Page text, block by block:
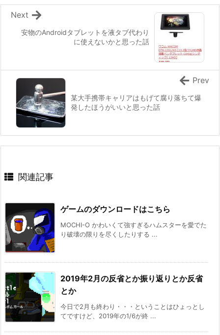
安物のAndroidタブレットを液タブ代わり
に使えないかと思った話
Next
某大手携帯キャリアはもげて腐り落ちて爆
発したほうがいいと思った話
Prev
関連記事
ゲームのダウンロードはこちら
MOCHI-O かわいくて強すぎるハムスターを愛でた
り破壊の限りを尽くしたりする ...
2019年2月の反省とか振り返りとか反省
とか
今日で2月も終わり・・・ということはひょっとし
てですけど、2019年の1/6が終 ...